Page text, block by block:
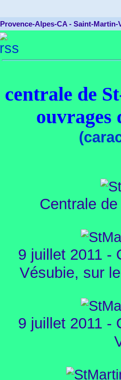
Provence-Alpes-CA - Saint-Martin-
centrale de
ouvrages
Centrale
9 juillet 2011 -
Vésubie, sur
9 juillet 2011 -